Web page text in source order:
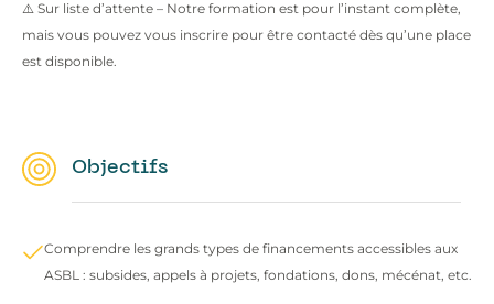
⚠️ Sur liste d’attente – Notre formation est pour l’instant complète,
mais vous pouvez vous inscrire pour être contacté dès qu’une place
est disponible.
Objectifs
Comprendre les grands types de financements accessibles aux
ASBL : subsides, appels à projets, fondations, dons, mécénat, etc.